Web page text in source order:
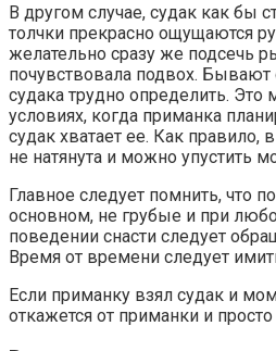
В другом случае, судак как бы
толчки прекрасно ощущаются
желательно сразу же подсечь
почувствовала подвох. Бывают
судака трудно определить. Это
условиях, когда приманка
судак хватает ее. Как правило,
не натянута и можно упустить
Главное следует помнить, что
основном, не грубые и при
поведении снасти следует
Время от времени следует
Если приманку взял судак и
откажется от приманки и